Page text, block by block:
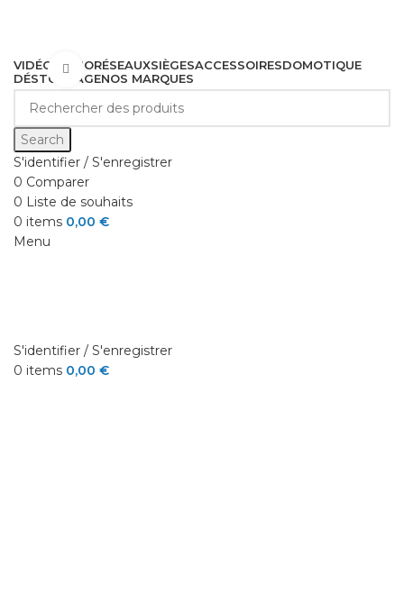
Search
S'identifier / S'enregistrer
0 Comparer
0 Liste de souhaits
0 items 0,00 €
Menu
S'identifier / S'enregistrer
0 items 0,00 €
VIDÉO AUDIORÉSEAUXSIÈGESACCESSOIRESDOMOTIQUE
DÉSTOCKAGENOS MARQUES
Cliquez pour agrandir